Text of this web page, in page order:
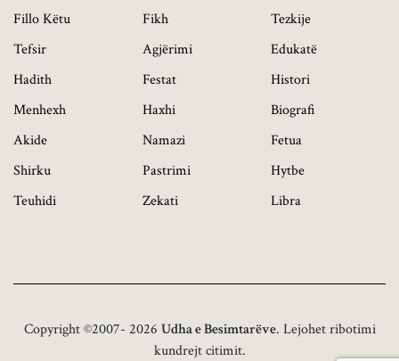
Fillo Këtu
Tefsir
Hadith
Menhexh
Akide
Shirku
Teuhidi
Fikh
Agjërimi
Festat
Haxhi
Namazi
Pastrimi
Zekati
Tezkije
Edukatë
Histori
Biografi
Fetua
Hytbe
Libra
Copyright ©2007- 2026 Udha e Besimtarëve. Lejohet ribotimi
kundrejt citimit.